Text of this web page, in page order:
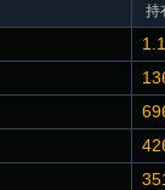
持